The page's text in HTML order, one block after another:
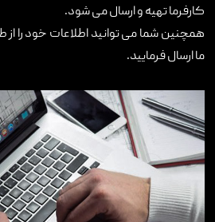
کارفرما تهیه و ارسال می شود.
همچنین شما می توانید اطلاعات خود را از
ما ارسال فرمایید.